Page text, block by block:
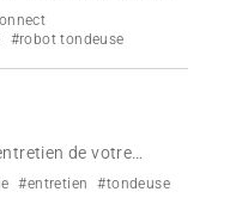
les robots
vous sur les causes,
#robot tondeuse
de votre
#entretien
#tondeuse